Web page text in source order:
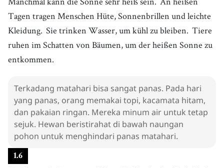
Tagen tragen Menschen Hüte, Sonnenbrillen und leichte
Kleidung. Sie trinken Wasser, um kühl zu bleiben. Tiere
ruhen im Schatten von Bäumen, um der heißen Sonne zu
entkommen.
Terkadang matahari bisa sangat panas. Pada hari
yang panas, orang memakai topi, kacamata hitam,
dan pakaian ringan. Mereka minum air untuk tetap
sejuk. Hewan beristirahat di bawah naungan
pohon untuk menghindari panas matahari.
1.6